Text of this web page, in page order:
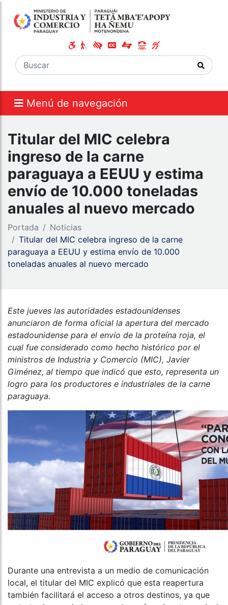
Menú de navegación
Titular del MIC celebra
ingreso de la carne
paraguaya a EEUU y estima
envío de 10.000 toneladas
anuales al nuevo mercado
Portada
Noticias
Titular del MIC celebra ingreso de la carne
paraguaya a EEUU y estima envío de 10.000
toneladas anuales al nuevo mercado
Este jueves las autoridades estadounidenses
anunciaron de forma oficial la apertura del mercado
estadounidense para el envío de la proteína roja, el
cual fue considerado como hecho histórico por el
ministros de Industria y Comercio (MIC), Javier
Giménez, al tiempo que indicó que esto, representa un
logro para los productores e industriales de la carne
paraguaya.
Durante una entrevista a un medio de comunicación
local, el titular del MIC explicó que esta reapertura
también facilitará el acceso a otros destinos, ya que